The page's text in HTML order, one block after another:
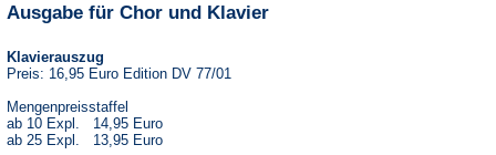
Ausgabe für Chor und Klavier
Klavierauszug
Preis: 16,95 Euro Edition DV 77/01
Mengenpreisstaffel
ab 10 Expl. 14,95 Euro
ab 25 Expl. 13,95 Euro